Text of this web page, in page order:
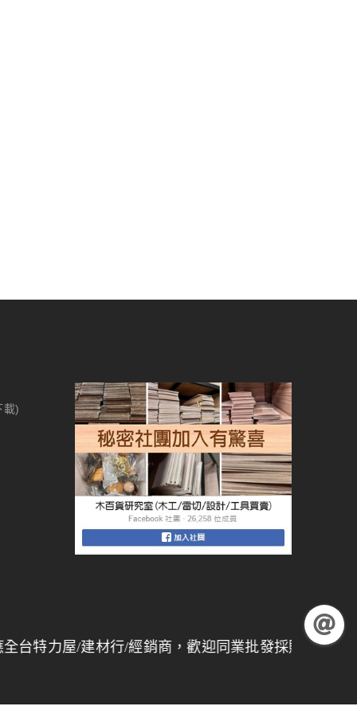
載)
/建材行/經銷商，歡迎同業批發採購，量大另有折扣